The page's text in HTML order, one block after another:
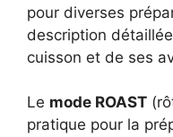
pour diverses
description
cuisson et de ses
Le mode ROAST
pratique pour la